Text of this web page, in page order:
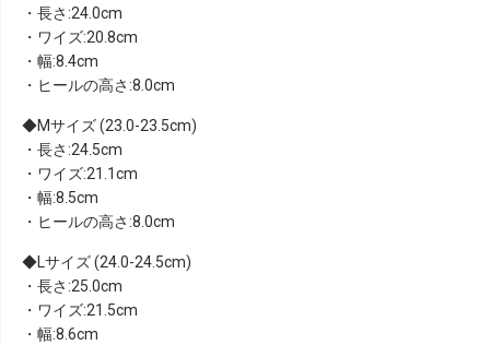
・長さ:24.0cm
・ワイズ:20.8cm
・幅:8.4cm
・ヒールの高さ:8.0cm
Mサイズ (23.0-23.5cm)
・長さ:24.5cm
・ワイズ:21.1cm
・幅:8.5cm
・ヒールの高さ:8.0cm
Lサイズ (24.0-24.5cm)
・長さ:25.0cm
・ワイズ:21.5cm
・幅:8.6cm